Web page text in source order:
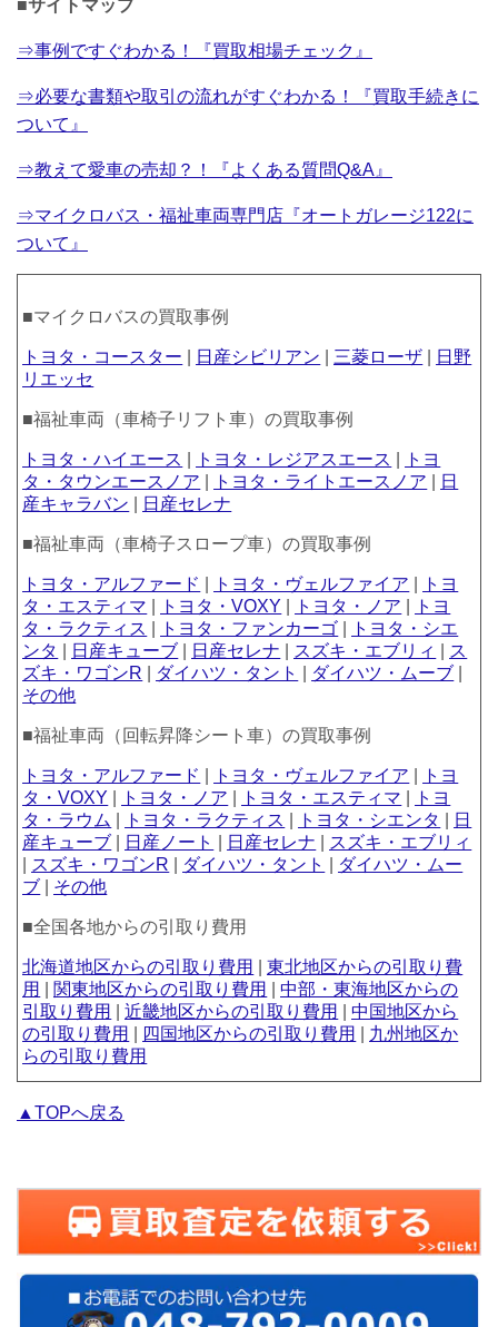
■サイトマップ
⇒事例ですぐわかる！『買取相場チェック』
⇒必要な書類や取引の流れがすぐわかる！『買取手続きに
ついて』
⇒教えて愛車の売却？！『よくある質問Q&A』
⇒マイクロバス・福祉車両専門店『オートガレージ122に
ついて』
■マイクロバスの買取事例
トヨタ・コースター 日産シビリアン 三菱ローザ
日野
リエッセ
■福祉車両（車椅子リフト車）の買取事例
トヨタ・ハイエース トヨタ・レジアスエース
トヨ
タ・タウンエースノア
トヨタ・ライトエースノア
日
産キャラバン
日産セレナ
■福祉車両（車椅子スロープ車）の買取事例
トヨタ・アルファード トヨタ・ヴェルファイア
トヨ
タ・エスティマ
トヨタ・VOXY トヨタ・ノア
トヨ
タ・ラクティス
トヨタ・ファンカーゴ
トヨタ・シエ
ンタ
日産キューブ 日産セレナ スズキ・エブリィ
ス
ズキ・ワゴンR
ダイハツ・タント ダイハツ・ムーブ
その他
■福祉車両（回転昇降シート車）の買取事例
トヨタ・アルファード トヨタ・ヴェルファイア
トヨ
タ・VOXY
トヨタ・ノア トヨタ・エスティマ
トヨ
タ・ラウム
トヨタ・ラクティス トヨタ・シエンタ
日
産キューブ
日産ノート 日産セレナ
スズキ・エブリィ
スズキ・ワゴンR ダイハツ・タント
ダイハツ・ムー
ブ
その他
■全国各地からの引取り費用
北海道地区からの引取り費用 |東北地区からの引取り費
用
関東地区からの引取り費用 |中部・東海地区からの
引取り費用
|近畿地区からの引取り費用 |中国地区から
の引取り費用
四国地区からの引取り費用
九州地区か
らの引取り費用
▲TOPへ戻る